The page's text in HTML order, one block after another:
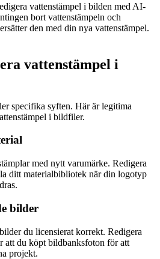
vattenstämpel i bilden med AI-
bort vattenstämpeln och
den med din nya vattenstämpel.
vattenstämpel i
specifika syften. Här är legitima
i bildfiler.
med nytt varumärke. Redigera
ditt materialbibliotek när din logotyp
bilder
du licensierat korrekt. Redigera
att du köpt bildbanksfoton för att
projekt.